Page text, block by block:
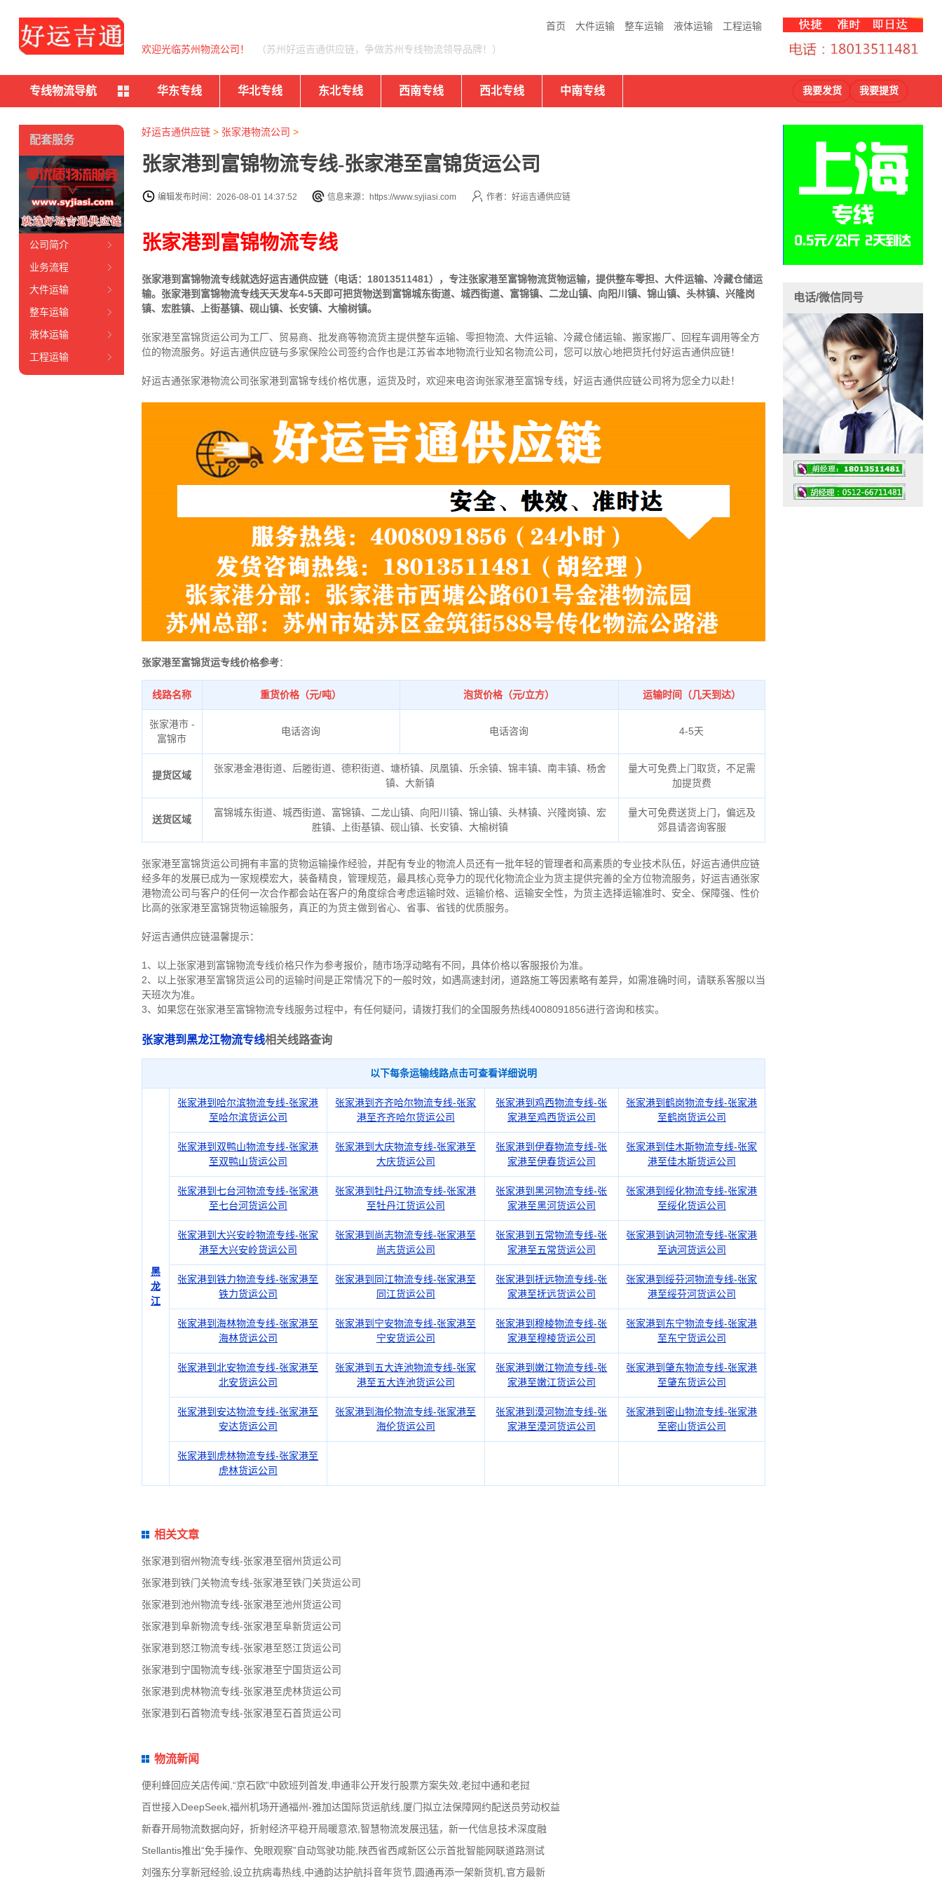
首页 大件运输 整车运输 液体运输 工程运输
欢迎光临苏州物流公司！ （苏州好运吉通供应链，争做苏州专线物流领导品牌！）
专线物流导航 华东专线 华北专线 东北专线 西南专线 西北专线 中南专线 我要发货 我要提货
好运吉通供应链> 张家港物流公司 >
张家港到富锦物流专线-张家港至富锦货运公司
编辑发布时间：2026-08-01 14:37:52 信息来源：https://www.syjiasi.com 作者：好运吉通供应链
张家港到富锦物流专线
张家港到富锦物流专线就选好运吉通供应链（电话：18013511481），专注张家港至富锦物流货物运输，提供整车零担、大件运输、冷藏仓储运
输。张家港到富锦物流专线天天发车4-5天即可把货物送到富锦城东街道、城西街道、富锦镇、二龙山镇、向阳川镇、锦山镇、头林镇、兴隆岗
镇、宏胜镇、上街基镇、砚山镇、长安镇、大榆树镇。
张家港至富锦货运公司为工厂、贸易商、批发商等物流货主提供整车运输、零担物流、大件运输、冷藏仓储运输、搬家搬厂、回程车调用等全方
位的物流服务。好运吉通供应链与多家保险公司签约合作也是江苏省本地物流行业知名物流公司，您可以放心地把货托付好运吉通供应链！
好运吉通张家港物流公司张家港到富锦专线价格优惠，运货及时，欢迎来电咨询张家港至富锦专线，好运吉通供应链公司将为您全力以赴！
张家港至富锦货运专线价格参考：
线路名称 重货价格（元/吨） 泡货价格（元/立方） 运输时间（几天到达）
张家港市 -
富锦市
电话咨询 电话咨询 4-5天
提货区域
张家港金港街道、后塍街道、德积街道、塘桥镇、凤凰镇、乐余镇、锦丰镇、南丰镇、杨舍
镇、大新镇
量大可免费上门取货，不足需
加提货费
送货区域
富锦城东街道、城西街道、富锦镇、二龙山镇、向阳川镇、锦山镇、头林镇、兴隆岗镇、宏
胜镇、上街基镇、砚山镇、长安镇、大榆树镇
量大可免费送货上门，偏远及
郊县请咨询客服
张家港至富锦货运公司拥有丰富的货物运输操作经验，并配有专业的物流人员还有一批年轻的管理者和高素质的专业技术队伍，好运吉通供应链
经多年的发展已成为一家规模宏大，装备精良，管理规范，最具核心竞争力的现代化物流企业为货主提供完善的全方位物流服务，好运吉通张家
港物流公司与客户的任何一次合作都会站在客户的角度综合考虑运输时效、运输价格、运输安全性，为货主选择运输准时、安全、保障强、性价
比高的张家港至富锦货物运输服务，真正的为货主做到省心、省事、省钱的优质服务。
好运吉通供应链温馨提示：
1、以上张家港到富锦物流专线价格只作为参考报价，随市场浮动略有不同，具体价格以客服报价为准。
2、以上张家港至富锦货运公司的运输时间是正常情况下的一般时效，如遇高速封闭，道路施工等因素略有差异，如需准确时间，请联系客服以当
天班次为准。
3、如果您在张家港至富锦物流专线服务过程中，有任何疑问，请拨打我们的全国服务热线4008091856进行咨询和核实。
张家港到黑龙江物流专线相关线路查询
以下每条运输线路点击可查看详细说明
黑
龙
江
张家港到哈尔滨物流专线-张家港
至哈尔滨货运公司
张家港到齐齐哈尔物流专线-张家
港至齐齐哈尔货运公司
张家港到鸡西物流专线-张
家港至鸡西货运公司
张家港到鹤岗物流专线-张家港
至鹤岗货运公司
张家港到双鸭山物流专线-张家港
至双鸭山货运公司
张家港到大庆物流专线-张家港至
大庆货运公司
张家港到伊春物流专线-张
家港至伊春货运公司
张家港到佳木斯物流专线-张家
港至佳木斯货运公司
张家港到七台河物流专线-张家港
至七台河货运公司
张家港到牡丹江物流专线-张家港
至牡丹江货运公司
张家港到黑河物流专线-张
家港至黑河货运公司
张家港到绥化物流专线-张家港
至绥化货运公司
张家港到大兴安岭物流专线-张家
港至大兴安岭货运公司
张家港到尚志物流专线-张家港至
尚志货运公司
张家港到五常物流专线-张
家港至五常货运公司
张家港到讷河物流专线-张家港
至讷河货运公司
张家港到铁力物流专线-张家港至
铁力货运公司
张家港到同江物流专线-张家港至
同江货运公司
张家港到抚远物流专线-张
家港至抚远货运公司
张家港到绥芬河物流专线-张家
港至绥芬河货运公司
张家港到海林物流专线-张家港至
海林货运公司
张家港到宁安物流专线-张家港至
宁安货运公司
张家港到穆棱物流专线-张
家港至穆棱货运公司
张家港到东宁物流专线-张家港
至东宁货运公司
张家港到北安物流专线-张家港至
北安货运公司
张家港到五大连池物流专线-张家
港至五大连池货运公司
张家港到嫩江物流专线-张
家港至嫩江货运公司
张家港到肇东物流专线-张家港
至肇东货运公司
张家港到安达物流专线-张家港至
安达货运公司
张家港到海伦物流专线-张家港至
海伦货运公司
张家港到漠河物流专线-张
家港至漠河货运公司
张家港到密山物流专线-张家港
至密山货运公司
张家港到虎林物流专线-张家港至
虎林货运公司
相关文章
张家港到宿州物流专线-张家港至宿州货运公司
张家港到铁门关物流专线-张家港至铁门关货运公司
张家港到池州物流专线-张家港至池州货运公司
张家港到阜新物流专线-张家港至阜新货运公司
张家港到怒江物流专线-张家港至怒江货运公司
张家港到宁国物流专线-张家港至宁国货运公司
张家港到虎林物流专线-张家港至虎林货运公司
张家港到石首物流专线-张家港至石首货运公司
物流新闻
便利蜂回应关店传闻,“京石欧”中欧班列首发,申通非公开发行股票方案失效,老挝中通和老挝
百世接入DeepSeek,福州机场开通福州-雅加达国际货运航线,厦门拟立法保障网约配送员劳动权益
新春开局物流数据向好，折射经济平稳开局暖意浓,智慧物流发展迅猛，新一代信息技术深度融
Stellantis推出“免手操作、免眼观察”自动驾驶功能,陕西省西咸新区公示首批智能网联道路测试
刘强东分享新冠经验,设立抗病毒热线,中通韵达护航抖音年货节,圆通再添一架新货机,官方最新
配套服务
公司简介
业务流程
大件运输
整车运输
液体运输
工程运输
电话/微信同号